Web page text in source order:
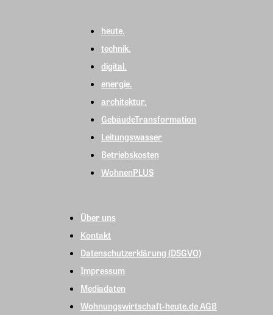
heute.
technik.
digital.
energie.
architektur.
GebäudeTransformation
Leitungswasser
Betriebskosten
WohnenPLUS
Über uns
Kontakt
Datenschutzerklärung (DSGVO)
Impressum
Mediadaten
Wohnungswirtschaft-heute.de AGB